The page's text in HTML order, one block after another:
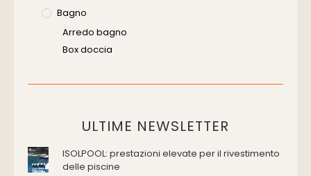
Bagno
Arredo bagno
Box doccia
Placche di comando per wc
Domotica Ed Impianti Elettrici
Edilizia
ULTIME NEWSLETTER
ISOLPOOL: prestazioni elevate per il rivestimento
delle piscine